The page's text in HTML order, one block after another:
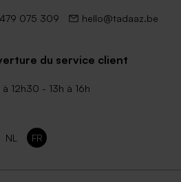
075 309 hello@tadaaz.be
du service client
12h30 - 13h à 16h
NL FR